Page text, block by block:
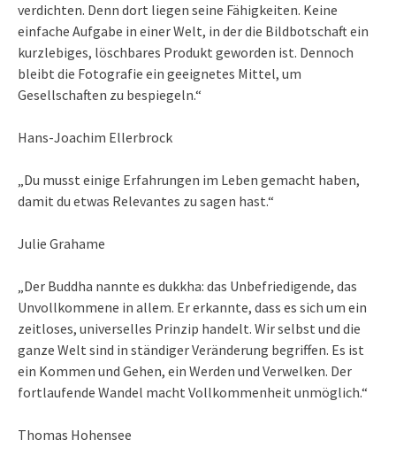
verdichten. Denn dort liegen seine Fähigkeiten. Keine
einfache Aufgabe in einer Welt, in der die Bildbotschaft ein
kurzlebiges, löschbares Produkt geworden ist. Dennoch
bleibt die Fotografie ein geeignetes Mittel, um
Gesellschaften zu bespiegeln.“
Hans-Joachim Ellerbrock
„Du musst einige Erfahrungen im Leben gemacht haben,
damit du etwas Relevantes zu sagen hast.“
Julie Grahame
„Der Buddha nannte es dukkha: das Unbefriedigende, das
Unvollkommene in allem. Er erkannte, dass es sich um ein
zeitloses, universelles Prinzip handelt. Wir selbst und die
ganze Welt sind in ständiger Veränderung begriffen. Es ist
ein Kommen und Gehen, ein Werden und Verwelken. Der
fortlaufende Wandel macht Vollkommenheit unmöglich.“
Thomas Hohensee